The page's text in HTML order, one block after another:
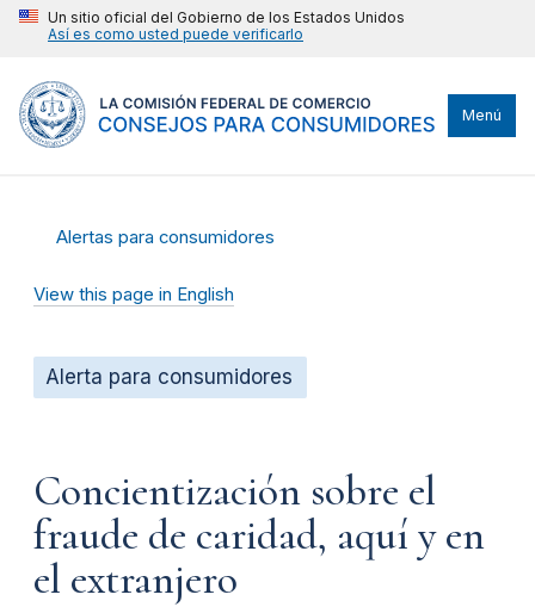
Un sitio oficial del Gobierno de los Estados Unidos
Así es como usted puede verificarlo
Menú
Alertas para consumidores
View this page in English
Alerta para consumidores
Concientización sobre el
fraude de caridad, aquí y en
el extranjero